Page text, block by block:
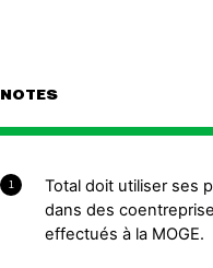
NOTES
1
Total doit utiliser ses
dans des
effectués à la MOGE.